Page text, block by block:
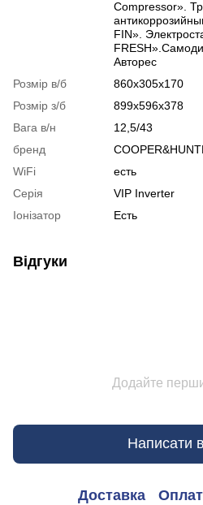
Compressor».
FIN».
Авторес
Розмір в/б
860х305х170
Розмір з/б
899х596х378
Вага в/н
12,5/43
бренд
WiFi
есть
Серія
VIP Inverter
Іонізатор
Есть
Відгуки
Додайте
Написати
Доставка